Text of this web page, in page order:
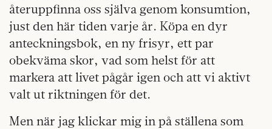
återuppfinna oss själva genom konsumtion,
just den här tiden varje år. Köpa en dyr
anteckningsbok, en ny frisyr, ett par
obekväma skor, vad som helst för att
markera att livet pågår igen och att vi aktivt
valt ut riktningen för det.
Men när jag klickar mig in på ställena som